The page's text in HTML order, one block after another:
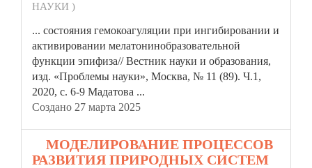
НАУКИ )
... состояния гемокоагуляции при ингибировании и
активировании мелатонинобразовательной
функции эпифиза// Вестник науки и образования,
изд. «Проблемы науки», Москва, № 11 (89). Ч.1,
2020, с. 6-9 Мадатова ...
Создано 27 марта 2025
МОДЕЛИРОВАНИЕ ПРОЦЕССОВ
РАЗВИТИЯ ПРИРОДНЫХ СИСТЕМ